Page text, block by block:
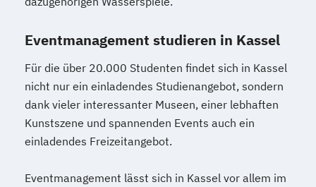
Eventmanagement studieren in Kassel
Für die über 20.000 Studenten findet sich in Kassel
nicht nur ein einladendes Studienangebot, sondern
dank vieler interessanter Museen, einer lebhaften
Kunstszene und spannenden Events auch ein
einladendes Freizeitangebot.
Eventmanagement lässt sich in Kassel vor allem im